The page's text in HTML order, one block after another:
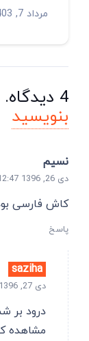
مرداد 7, 1403
4 دیدگاه.
بنویسید
نسیم
دی 26, 1396 12:47 ب.ظ
کاش فارسی
پاسخ
saziha
دی 27, 1396 4:48 ق.ظ
درود بر
مشاهده